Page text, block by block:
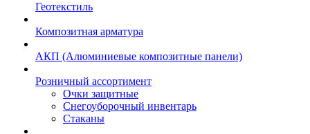
Геотекстиль
Композитная арматура
АКП (Алюминиевые композитные панели)
Розничный ассортимент
Очки защитные
Снегоуборочный инвентарь
Стаканы